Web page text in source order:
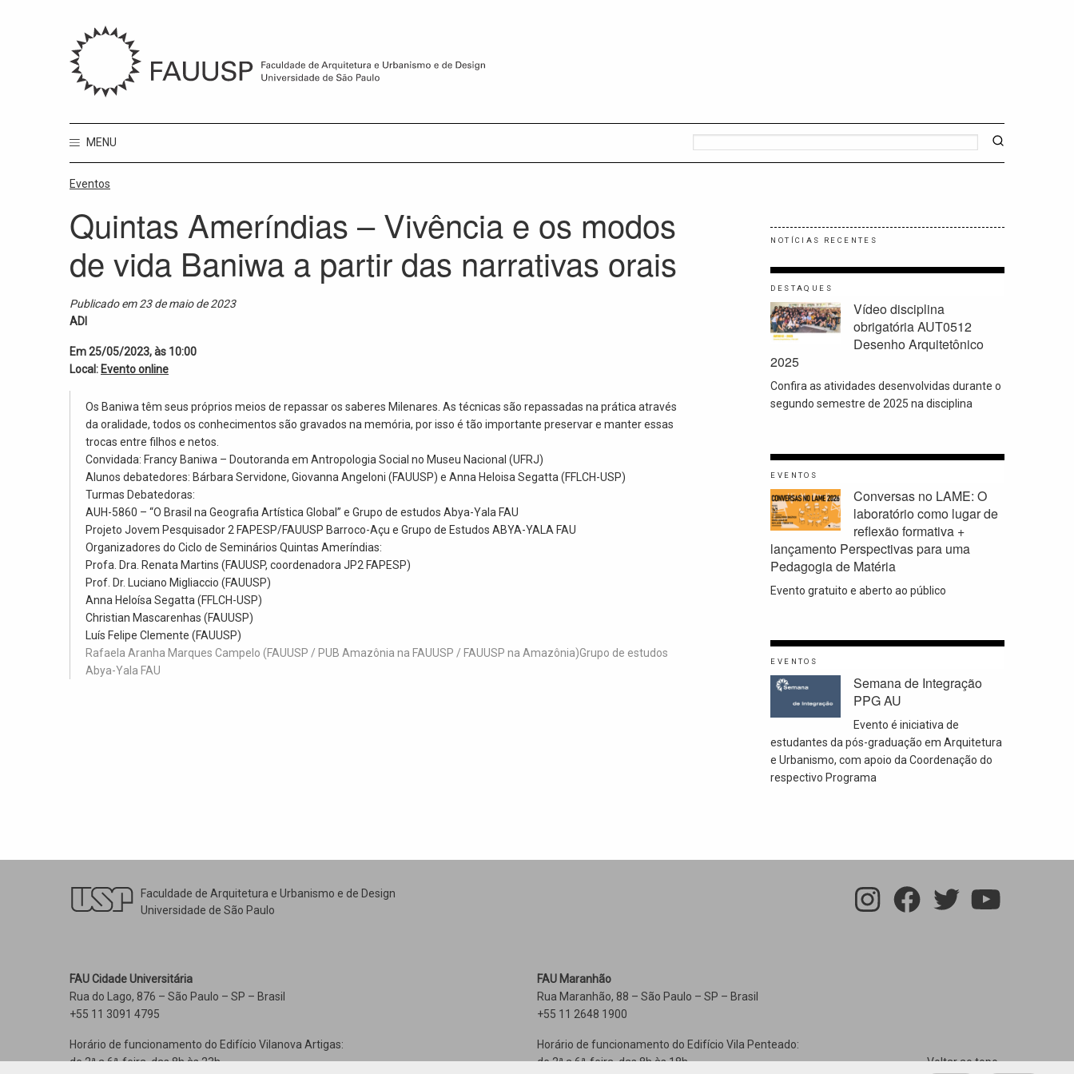
MENU
Eventos
Quintas Ameríndias – Vivência e os modos
de vida Baniwa a partir das narrativas orais
Publicado em 23 de maio de 2023
ADI
Em 25/05/2023, às 10:00
Local: Evento online
Os Baniwa têm seus próprios meios de repassar os saberes Milenares. As técnicas são repassadas na prática através
da oralidade, todos os conhecimentos são gravados na memória, por isso é tão importante preservar e manter essas
trocas entre filhos e netos.
Convidada: Francy Baniwa – Doutoranda em Antropologia Social no Museu Nacional (UFRJ)
Alunos debatedores: Bárbara Servidone, Giovanna Angeloni (FAUUSP) e Anna Heloisa Segatta (FFLCH-USP)
Turmas Debatedoras:
AUH-5860 – “O Brasil na Geografia Artística Global” e Grupo de estudos Abya-Yala FAU
Projeto Jovem Pesquisador 2 FAPESP/FAUUSP Barroco-Açu e Grupo de Estudos ABYA-YALA FAU
Organizadores do Ciclo de Seminários Quintas Ameríndias:
Profa. Dra. Renata Martins (FAUUSP, coordenadora JP2 FAPESP)
Prof. Dr. Luciano Migliaccio (FAUUSP)
Anna Heloísa Segatta (FFLCH-USP)
Christian Mascarenhas (FAUUSP)
Luís Felipe Clemente (FAUUSP)
Rafaela Aranha Marques Campelo (FAUUSP / PUB Amazônia na FAUUSP / FAUUSP na Amazônia)Grupo de estudos
Abya-Yala FAU
NOTÍCIAS RECENTES
DESTAQUES
Vídeo disciplina
obrigatória AUT0512
Desenho Arquitetônico
2025
Confira as atividades desenvolvidas durante o
segundo semestre de 2025 na disciplina
EVENTOS
Conversas no LAME: O
laboratório como lugar de
reflexão formativa +
lançamento Perspectivas para uma
Pedagogia de Matéria
Evento gratuito e aberto ao público
EVENTOS
Semana de Integração
PPG AU
Evento é iniciativa de
estudantes da pós-graduação em Arquitetura
e Urbanismo, com apoio da Coordenação do
respectivo Programa
Faculdade de Arquitetura e Urbanismo e de Design
Universidade de São Paulo
FAU Cidade Universitária
Rua do Lago, 876 – São Paulo – SP – Brasil
+55 11 3091 4795
Horário de funcionamento do Edifício Vilanova Artigas:
de 2ª a 6ª-feira, das 8h às 23h
FAU Maranhão
Rua Maranhão, 88 – São Paulo – SP – Brasil
+55 11 2648 1900
Horário de funcionamento do Edifício Vila Penteado:
de 2ª a 6ª-feira, das 8h às 18h
Voltar ao topo